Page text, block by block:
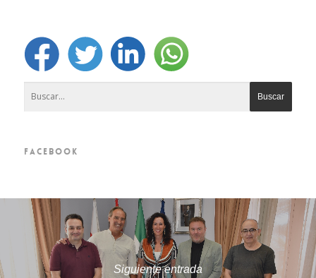
FACEBOOK
Siguiente entrada